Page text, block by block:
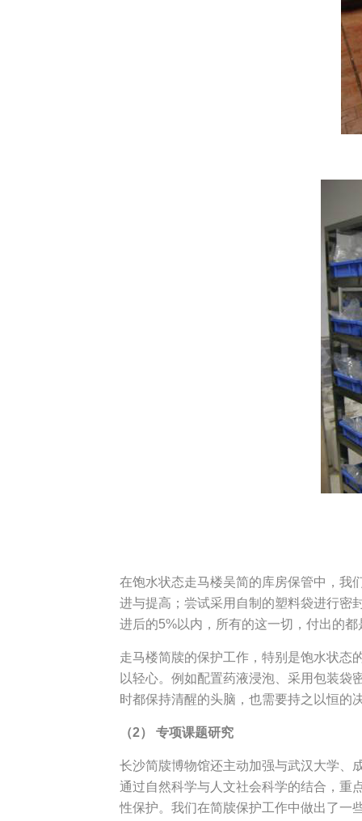
在饱水状态走马楼吴简的库房保管中，
进与提高；尝试采用自制的塑料袋进行密
进后的5%以内，所有的这一切，付出的都
走马楼简牍的保护工作，特别是饱水状态
以轻心。例如配置药液浸泡、采用包装袋
时都保持清醒的头脑，也需要持之以恒的
（2） 专项课题研究
长沙简牍博物馆还主动加强与武汉大学、
通过自然科学与人文社会科学的结合，重
性保护。我们在简牍保护工作中做出了一